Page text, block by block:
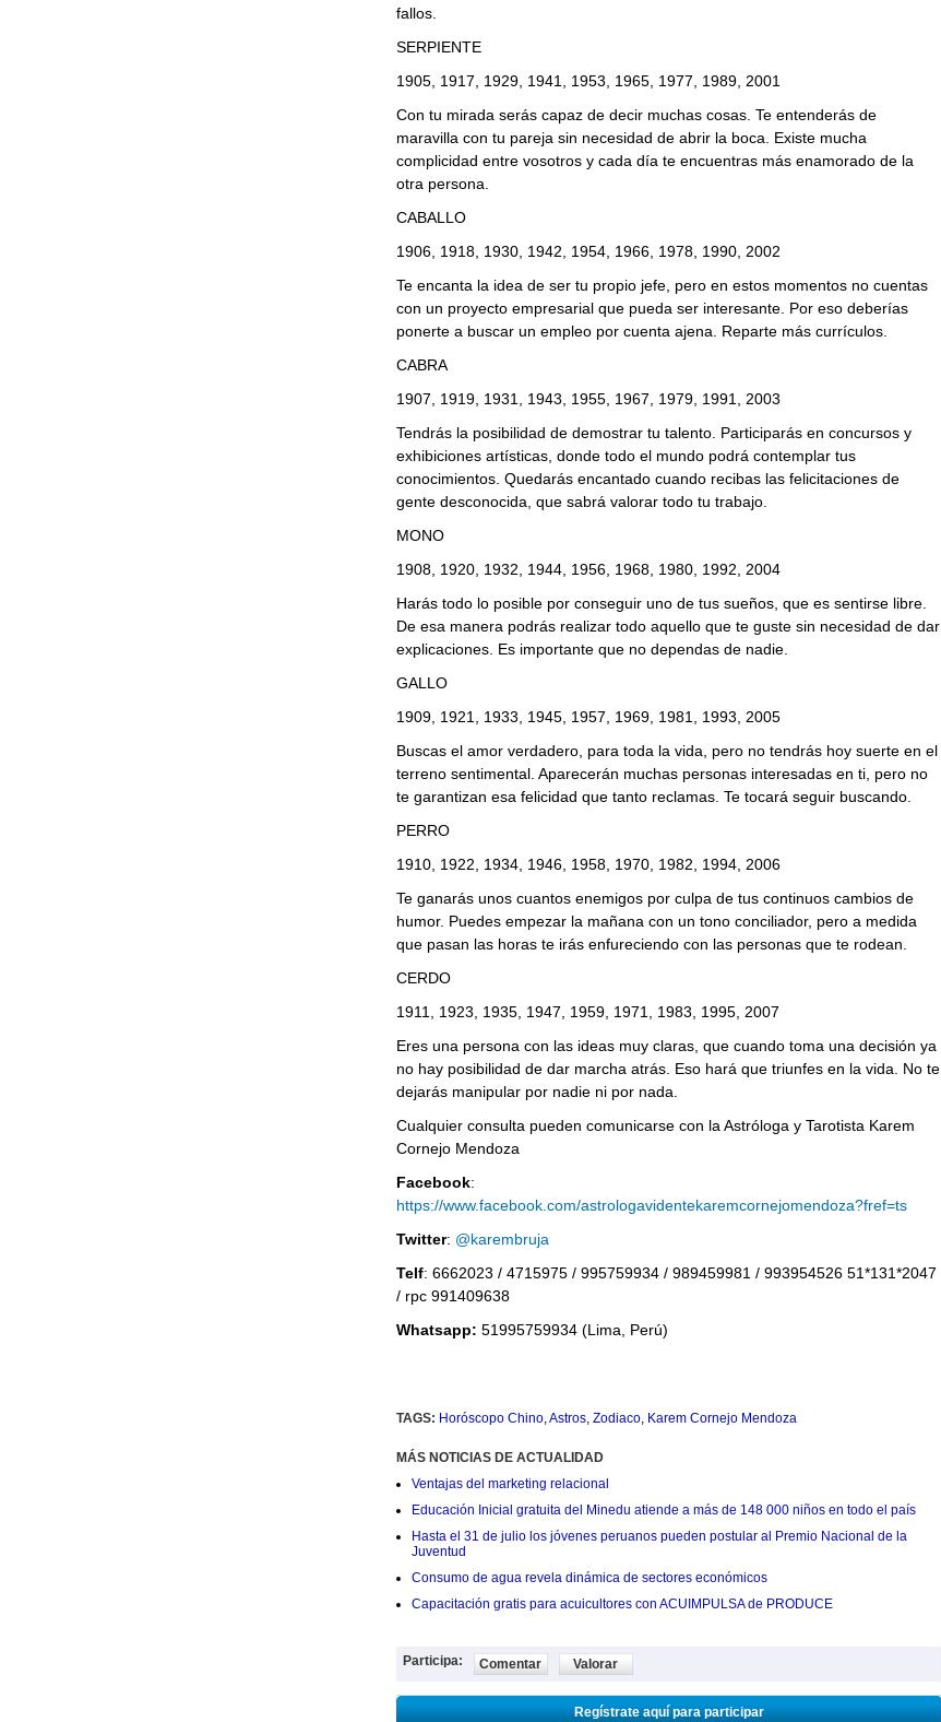
fallos.
SERPIENTE
1905, 1917, 1929, 1941, 1953, 1965, 1977, 1989, 2001
Con tu mirada serás capaz de decir muchas cosas. Te entenderás de
maravilla con tu pareja sin necesidad de abrir la boca. Existe mucha
complicidad entre vosotros y cada día te encuentras más enamorado de la
otra persona.
CABALLO
1906, 1918, 1930, 1942, 1954, 1966, 1978, 1990, 2002
Te encanta la idea de ser tu propio jefe, pero en estos momentos no cuentas
con un proyecto empresarial que pueda ser interesante. Por eso deberías
ponerte a buscar un empleo por cuenta ajena. Reparte más currículos.
CABRA
1907, 1919, 1931, 1943, 1955, 1967, 1979, 1991, 2003
Tendrás la posibilidad de demostrar tu talento. Participarás en concursos y
exhibiciones artísticas, donde todo el mundo podrá contemplar tus
conocimientos. Quedarás encantado cuando recibas las felicitaciones de
gente desconocida, que sabrá valorar todo tu trabajo.
MONO
1908, 1920, 1932, 1944, 1956, 1968, 1980, 1992, 2004
Harás todo lo posible por conseguir uno de tus sueños, que es sentirse libre.
De esa manera podrás realizar todo aquello que te guste sin necesidad de dar
explicaciones. Es importante que no dependas de nadie.
GALLO
1909, 1921, 1933, 1945, 1957, 1969, 1981, 1993, 2005
Buscas el amor verdadero, para toda la vida, pero no tendrás hoy suerte en el
terreno sentimental. Aparecerán muchas personas interesadas en ti, pero no
te garantizan esa felicidad que tanto reclamas. Te tocará seguir buscando.
PERRO
1910, 1922, 1934, 1946, 1958, 1970, 1982, 1994, 2006
Te ganarás unos cuantos enemigos por culpa de tus continuos cambios de
humor. Puedes empezar la mañana con un tono conciliador, pero a medida
que pasan las horas te irás enfureciendo con las personas que te rodean.
CERDO
1911, 1923, 1935, 1947, 1959, 1971, 1983, 1995, 2007
Eres una persona con las ideas muy claras, que cuando toma una decisión ya
no hay posibilidad de dar marcha atrás. Eso hará que triunfes en la vida. No te
dejarás manipular por nadie ni por nada.
Cualquier consulta pueden comunicarse con la Astróloga y Tarotista Karem
Cornejo Mendoza
Facebook:
https://www.facebook.com/astrologavidentekaremcornejomendoza?fref=ts
Twitter: @karembruja
Telf: 6662023 / 4715975 / 995759934 / 989459981 / 993954526 51*131*2047
/ rpc 991409638
Whatsapp: 51995759934 (Lima, Perú)
TAGS: Horóscopo Chino,Astros, Zodiaco, Karem Cornejo Mendoza
MÁS NOTICIAS DE ACTUALIDAD
Ventajas del marketing relacional
Educación Inicial gratuita del Minedu atiende a más de 148 000 niños en todo el país
Hasta el 31 de julio los jóvenes peruanos pueden postular al Premio Nacional de la
Juventud
Consumo de agua revela dinámica de sectores económicos
Capacitación gratis para acuicultores con ACUIMPULSA de PRODUCE
Participa: Comentar Valorar
Regístrate aquí para participar